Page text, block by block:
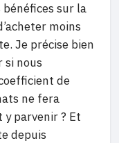
bénéfices sur la
moins
Je précise bien
si nous
de
ne fera
y parvenir ? Et
depuis